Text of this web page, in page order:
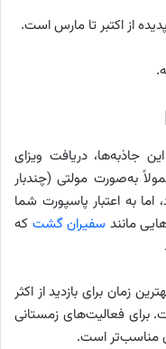
از اکتبر تا مارس است.
جاذبه‌ها، دریافت ویزای
به‌صورت مولتی (چندبار
اعتبار دارد، اما به اعتبار پاسپورت شما
مانند سفیران گشت که
زمان برای بازدید از اکثر
برای فعالیت‌های زمستانی
مناسب‌تر است.